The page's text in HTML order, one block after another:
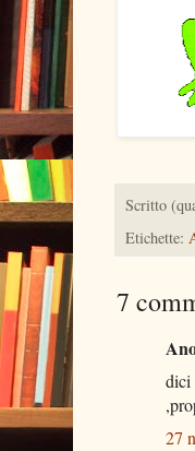
Scritto
Etichette:
7
dici
27